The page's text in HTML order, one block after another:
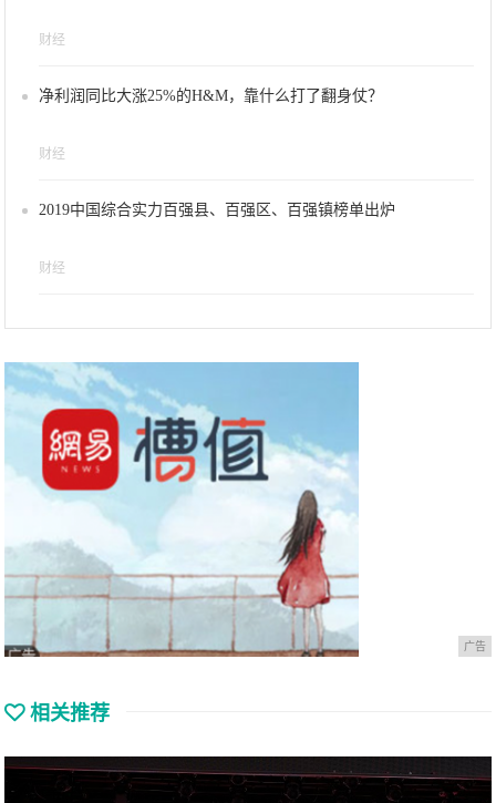
财经
净利润同比大涨25%的H&M，靠什么打了翻身仗？
财经
2019中国综合实力百强县、百强区、百强镇榜单出炉
财经
广告
相关推荐